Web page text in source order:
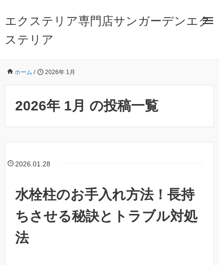
エクステリア専門店サンガーデンエク
ステリア
ホーム / 2026年 1月
2026年 1月 の投稿一覧
2026.01.28
水栓柱のお手入れ方法！長持
ちさせる秘訣とトラブル対処
法